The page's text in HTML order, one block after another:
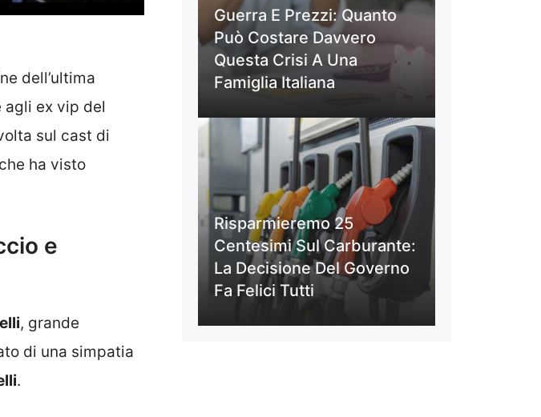
dell’ultima
agli ex vip del
sul cast di
ha visto
e
, grande
di una simpatia
.
Guerra E Prezzi: Quanto
Può Costare Davvero
Questa Crisi A Una
Famiglia Italiana
Risparmieremo 25
Centesimi Sul Carburante:
La Decisione Del Governo
Fa Felici Tutti